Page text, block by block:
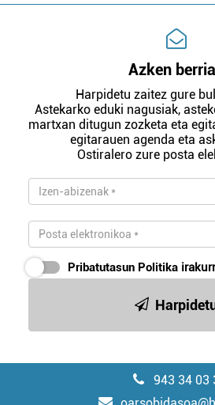
Azken
Harpidetu zaitez gure
Astekarko eduki nagusiak,
martxan ditugun zozketa eta
egitarauen agenda eta
Ostiralero zure posta
Pribatutasun Politika
943 34 03